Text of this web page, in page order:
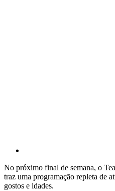
No próximo final de semana, o
traz uma programação repleta de
gostos e idades.